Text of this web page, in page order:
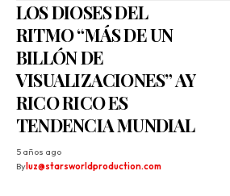
LOS DIOSES DEL
RITMO “MÁS DE UN
BILLÓN DE
VISUALIZACIONES” AY
RICO RICO ES
TENDENCIA MUNDIAL
5 años ago
By luz@starsworldproduction.com